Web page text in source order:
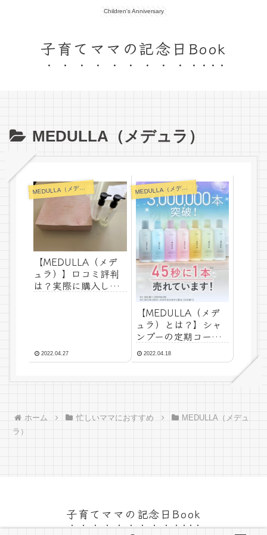
Children's Anniversary
子育てママの記念日Book
MEDULLA（メデュラ）
M
EDULLA（メデュラ）
【MEDULLA（メデ
ュラ）】口コミ評判
は？実際に購入して
2022.04.27
M
EDULLA（メデュラ）
【MEDULLA（メデ
ュラ）とは？】シャ
ンプーの定期コース
の値段・髪質診断・
香り・使い方につい
2022.04.18
ホーム 忙しいママにおすすめ
MEDULLA（メデュ
ラ）
子育てママの記念日Book